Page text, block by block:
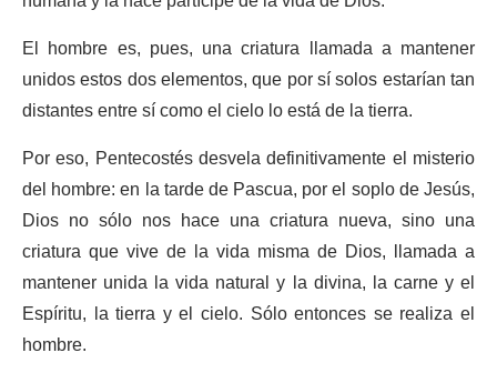
El hombre es, pues, una criatura llamada a mantener
unidos estos dos elementos, que por sí solos estarían tan
distantes entre sí como el cielo lo está de la tierra.
Por eso, Pentecostés desvela definitivamente el misterio
del hombre: en la tarde de Pascua, por el soplo de Jesús,
Dios no sólo nos hace una criatura nueva, sino una
criatura que vive de la vida misma de Dios, llamada a
mantener unida la vida natural y la divina, la carne y el
Espíritu, la tierra y el cielo. Sólo entonces se realiza el
hombre.